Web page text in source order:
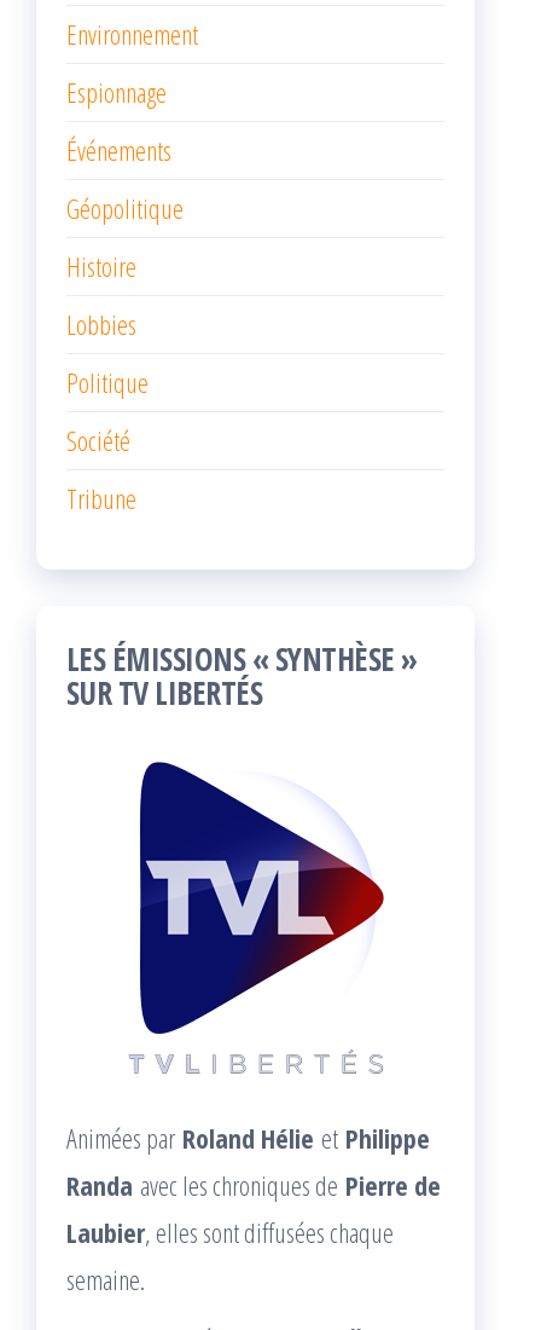
Environnement
Espionnage
Événements
Géopolitique
Histoire
Lobbies
Politique
Société
Tribune
LES ÉMISSIONS « SYNTHÈSE »
SUR TV LIBERTÉS
Animées par Roland Hélie et Philippe
Randa avec les chroniques de Pierre de
Laubier, elles sont diffusées chaque
semaine.